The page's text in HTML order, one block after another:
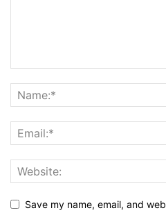
Save my name, email, and